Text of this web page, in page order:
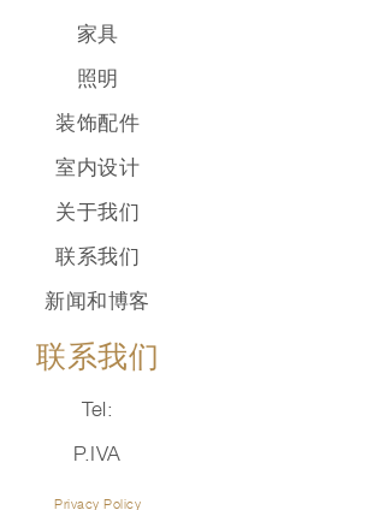
家具
照明
装饰配件
室内设计
关于我们
联系我们
新闻和博客
联系我们
Tel:
P.IVA
Privacy Policy